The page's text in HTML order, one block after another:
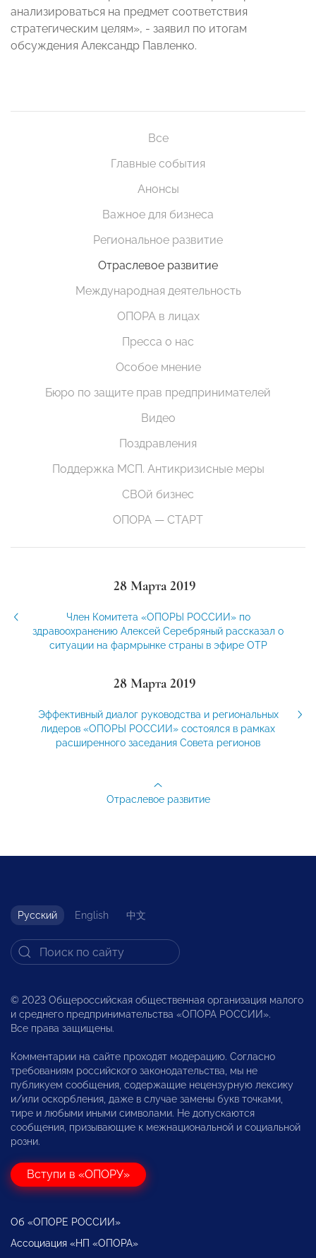
анализироваться на предмет соответствия
стратегическим целям», - заявил по итогам
обсуждения Александр Павленко.
Все
Главные события
Анонсы
Важное для бизнеса
Региональное развитие
Отраслевое развитие
Международная деятельность
ОПОРА в лицах
Пресса о нас
Особое мнение
Бюро по защите прав предпринимателей
Видео
Поздравления
Поддержка МСП. Антикризисные меры
СВОй бизнес
ОПОРА — СТАРТ
28 Марта 2019
Член Комитета «ОПОРЫ РОССИИ» по
здравоохранению Алексей Серебряный рассказал о
ситуации на фармрынке страны в эфире ОТР
28 Марта 2019
Эффективный диалог руководства и региональных
лидеров «ОПОРЫ РОССИИ» состоялся в рамках
расширенного заседания Совета регионов
Отраслевое развитие
Русский English 中文
© 2023 Общероссийская общественная организация малого
и среднего предпринимательства «ОПОРА РОССИИ».
Все права защищены.
Комментарии на сайте проходят модерацию. Согласно
требованиям российского законодательства, мы не
публикуем сообщения, содержащие нецензурную лексику
и/или оскорбления, даже в случае замены букв точками,
тире и любыми иными символами. Не допускаются
сообщения, призывающие к межнациональной и социальной
розни.
Вступи в «ОПОРУ»
Об «ОПОРЕ РОССИИ»
Ассоциация «НП «ОПОРА»